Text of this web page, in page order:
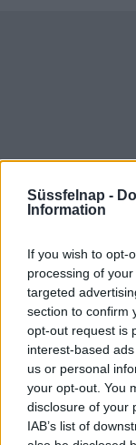
Süssfelnap -
Information
If you wish to opt-
processing of
targeted
section to confirm
opt-out request is
interest-based
us or personal
your opt-out. You
disclosure of your
IAB’s list of
Aktuális
Vészjelzések,
Felhőkép